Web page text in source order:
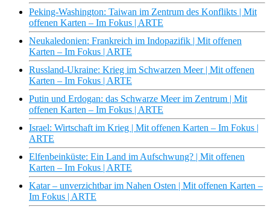
Peking-Washington: Taiwan im Zentrum des Konflikts | Mit
offenen Karten – Im Fokus | ARTE
Neukaledonien: Frankreich im Indopazifik | Mit offenen
Karten – Im Fokus | ARTE
Russland-Ukraine: Krieg im Schwarzen Meer | Mit offenen
Karten – Im Fokus | ARTE
Putin und Erdogan: das Schwarze Meer im Zentrum | Mit
offenen Karten – Im Fokus | ARTE
Israel: Wirtschaft im Krieg | Mit offenen Karten – Im Fokus |
ARTE
Elfenbeinküste: Ein Land im Aufschwung? | Mit offenen
Karten – Im Fokus | ARTE
Katar – unverzichtbar im Nahen Osten | Mit offenen Karten –
Im Fokus | ARTE